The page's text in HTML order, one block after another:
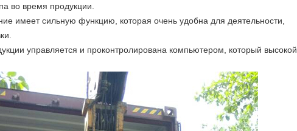
во время продукции.
имеет сильную функцию, которая очень удобна для деятельности,
управляется и проконтролирована компьютером, который высокой